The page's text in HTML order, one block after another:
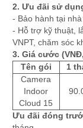
2. Ưu đãi sử
- Bảo hành tại
- Hỗ trợ kỹ thuật,
VNPT, chăm sóc
3. Giá cước
Tên gói
1
Camera
Indoor
Cloud 15
Ưu đãi đóng